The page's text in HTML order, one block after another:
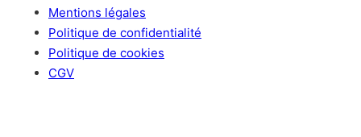
Mentions légales
Politique de confidentialité
Politique de cookies
CGV